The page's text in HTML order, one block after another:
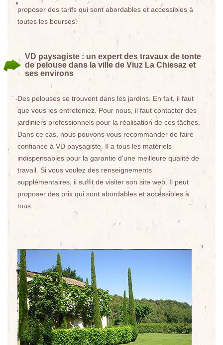
proposer des tarifs qui sont abordables et accessibles à
toutes les bourses.
VD paysagiste : un expert des travaux de tonte
de pelouse dans la ville de Viuz La Chiesaz et
ses environs
Des pelouses se trouvent dans les jardins. En fait, il faut
que vous les entreteniez. Pour nous, il faut contacter des
jardiniers professionnels pour la réalisation de ces tâches.
Dans ce cas, nous pouvons vous recommander de faire
confiance à VD paysagiste. Il a tous les matériels
indispensables pour la garantie d'une meilleure qualité de
travail. Si vous voulez des renseignements
supplémentaires, il suffit de visiter son site web. Il peut
proposer des prix qui sont abordables et accessibles à
tous.